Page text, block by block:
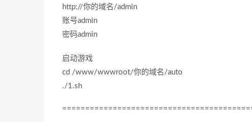
http://你的域名/admin
账号admin
密码admin
启动游戏
cd /www/wwwroot/你的域名/auto
./1.sh